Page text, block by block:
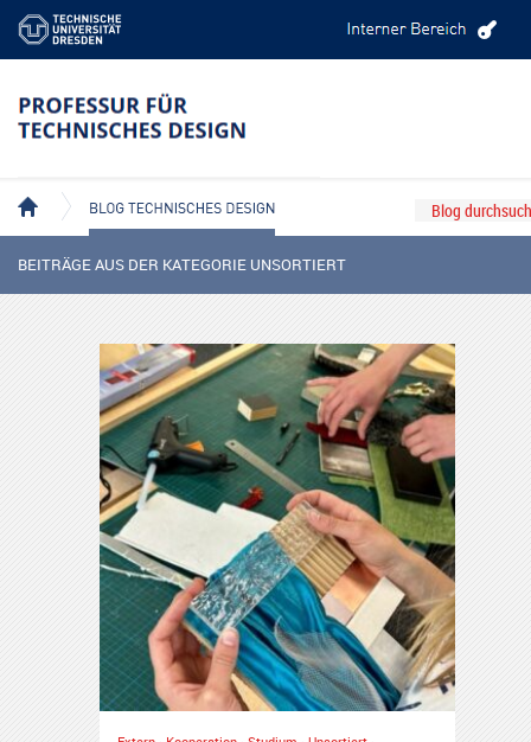
BEITRÄGE AUS DER KATEGORIE UNSORTIERT